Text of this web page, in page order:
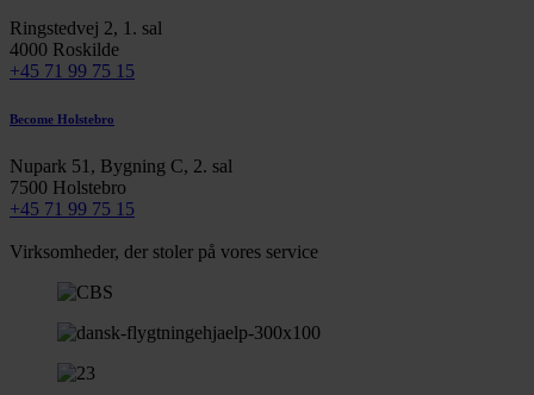
Ringstedvej 2, 1. sal
4000 Roskilde
+45 71 99 75 15
Become Holstebro
Nupark 51, Bygning C, 2. sal
7500 Holstebro
+45 71 99 75 15
Virksomheder, der stoler på vores service